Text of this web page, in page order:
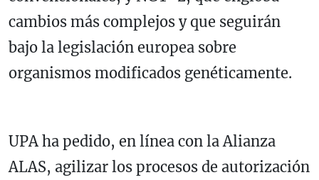
cambios más complejos y que seguirán
bajo la legislación europea sobre
organismos modificados genéticamente.
UPA ha pedido, en línea con la Alianza
ALAS, agilizar los procesos de autorización